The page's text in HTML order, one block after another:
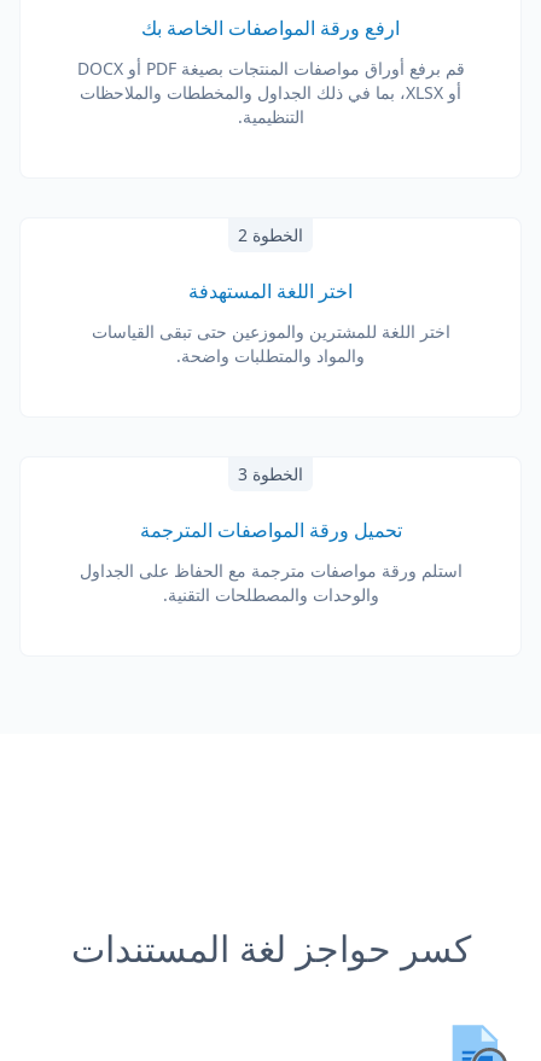
ارفع ورقة المواصفات الخاصة بك
قم برفع أوراق مواصفات المنتجات بصيغة PDF أو DOCX
أو XLSX، بما في ذلك الجداول والمخططات والملاحظات
التنظيمية.
الخطوة 2
اختر اللغة المستهدفة
اختر اللغة للمشترين والموزعين حتى تبقى القياسات
والمواد والمتطلبات واضحة.
الخطوة 3
تحميل ورقة المواصفات المترجمة
استلم ورقة مواصفات مترجمة مع الحفاظ على الجداول
والوحدات والمصطلحات التقنية.
كسر حواجز لغة المستندات